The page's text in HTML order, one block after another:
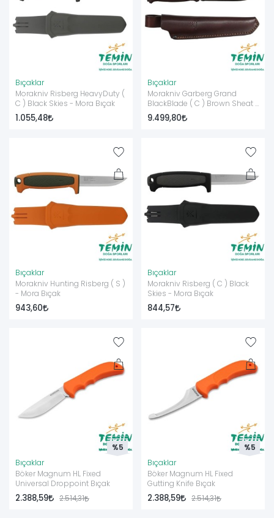
Bıçaklar
Morakniv Risberg HeavyDuty (
C ) Black Skies - Mora Bıçak
1.055,48
Bıçaklar
Morakniv Garberg Grand
BlackBlade ( C ) Brown Sheat -
Mora Bıçak
9.499,80
Bıçaklar
Morakniv Hunting Risberg ( S )
- Mora Bıçak
943,60
Bıçaklar
Morakniv Risberg ( C ) Black
Skies - Mora Bıçak
844,57
Bıçaklar
Böker Magnum HL Fixed
Universal Droppoint Bıçak
2.388,59 2.514,31
%5
Bıçaklar
Böker Magnum HL Fixed
Gutting Knife Bıçak
2.388,59 2.514,31
%5